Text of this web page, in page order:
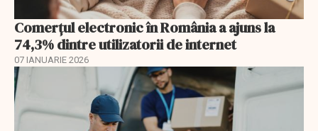
Comerțul electronic în România a ajuns la
74,3% dintre utilizatorii de internet
07 IANUARIE 2026